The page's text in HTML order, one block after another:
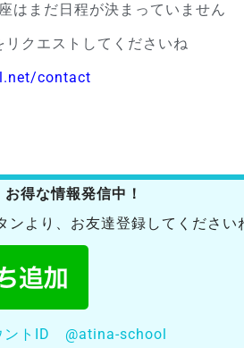
はまだ日程が決まっていません
クエストしてくださいね
contact
得な情報発信中！
ンより、お友達登録してくださ
ントID @atina-school